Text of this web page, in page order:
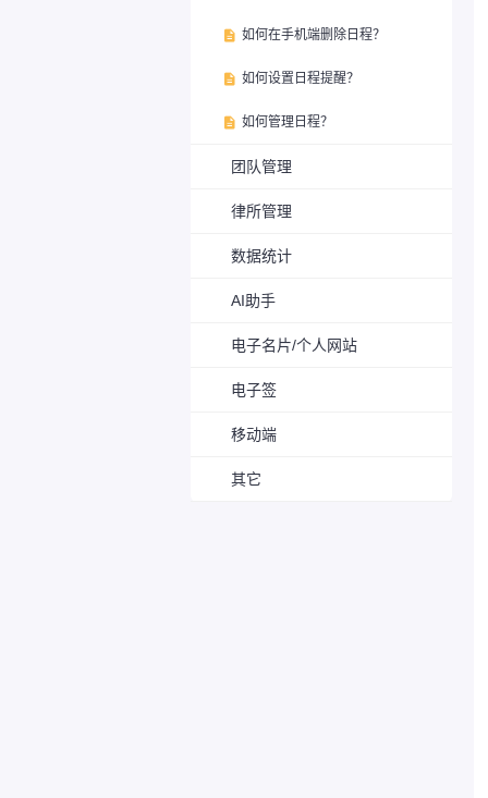
 如何在手机端删除日程？
 如何设置日程提醒？
 如何管理日程？
团队管理
律所管理
数据统计
AI助手
电子名片/个人网站
电子签
移动端
其它